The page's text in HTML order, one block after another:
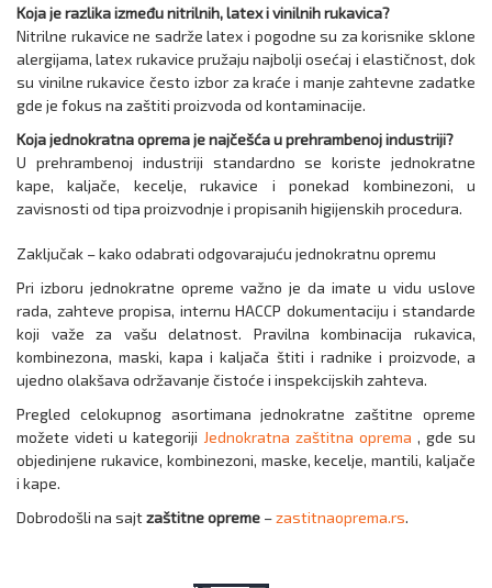
Koja je razlika između nitrilnih, latex i vinilnih rukavica?
Nitrilne rukavice ne sadrže latex i pogodne su za korisnike sklone
alergijama, latex rukavice pružaju najbolji osećaj i elastičnost, dok
su vinilne rukavice često izbor za kraće i manje zahtevne zadatke
gde je fokus na zaštiti proizvoda od kontaminacije.
Koja jednokratna oprema je najčešća u prehrambenoj industriji?
U prehrambenoj industriji standardno se koriste jednokratne
kape, kaljače, kecelje, rukavice i ponekad kombinezoni, u
zavisnosti od tipa proizvodnje i propisanih higijenskih procedura.
Zaključak – kako odabrati odgovarajuću jednokratnu opremu
Pri izboru jednokratne opreme važno je da imate u vidu uslove
rada, zahteve propisa, internu HACCP dokumentaciju i standarde
koji važe za vašu delatnost. Pravilna kombinacija rukavica,
kombinezona, maski, kapa i kaljača štiti i radnike i proizvode, a
ujedno olakšava održavanje čistoće i inspekcijskih zahteva.
Pregled celokupnog asortimana jednokratne zaštitne opreme
možete videti u kategoriji Jednokratna zaštitna oprema , gde su
objedinjene rukavice, kombinezoni, maske, kecelje, mantili, kaljače
i kape.
Dobrodošli na sajtzaštitne opreme –zastitnaoprema.rs.